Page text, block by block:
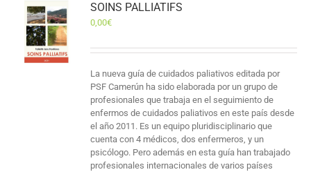
SOINS PALLIATIFS
0,00€
La nueva guía de cuidados paliativos editada por
PSF Camerún ha sido elaborada por un grupo de
profesionales que trabaja en el seguimiento de
enfermos de cuidados paliativos en este país desde
el año 2011. Es un equipo pluridisciplinario que
cuenta con 4 médicos, dos enfermeros, y un
psicólogo. Pero además en esta guía han trabajado
profesionales internacionales de varios países